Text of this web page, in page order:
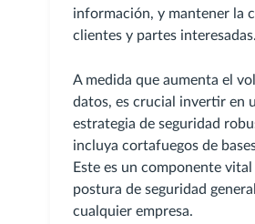
información, y mantener la
clientes y partes interesadas.
A medida que aumenta el
datos, es crucial invertir en
estrategia de seguridad
incluya cortafuegos de
Este es un componente vital
postura de seguridad
cualquier empresa.